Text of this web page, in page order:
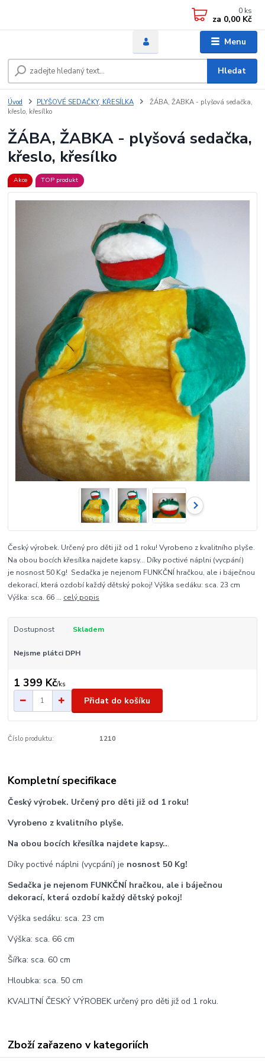
Menu
Hledat
0 ks
za 0,00 Kč
Úvod PLYŠOVÉ SEDAČKY, KŘESÍLKA
ŽÁBA, ŽABKA - plyšová sedačka,
křeslo, křesílko
ŽÁBA, ŽABKA - plyšová sedačka,
křeslo, křesílko
Akce TOP produkt
Český výrobek. Určený pro děti již od 1 roku! Vyrobeno z kvalitního plyše.
Na obou bocích křesílka najdete kapsy... Díky poctivé náplni (vycpání)
je nosnost 50 Kg! Sedačka je nejenom FUNKČNÍ hračkou, ale i báječnou
dekorací, která ozdobí každý dětský pokoj! Výška sedáku: sca. 23 cm
Výška: sca. 66 ... celý popis
Dostupnost Skladem
Nejsme plátci DPH
1 399 Kč/ks
Přidat do košíku
Číslo produktu: 1210
Kompletní specifikace
Český výrobek. Určený pro děti již od 1 roku!
Vyrobeno z kvalitního plyše.
Na obou bocích křesílka najdete kapsy...
Díky poctivé náplni (vycpání) je nosnost 50 Kg!
Sedačka je nejenom FUNKČNÍ hračkou, ale i báječnou
dekorací, která ozdobí každý dětský pokoj!
Výška sedáku: sca. 23 cm
Výška: sca. 66 cm
Šířka: sca. 60 cm
Hloubka: sca. 50 cm
KVALITNÍ ČESKÝ VÝROBEK určený pro děti již od 1 roku.
Zboží zařazeno v kategoriích